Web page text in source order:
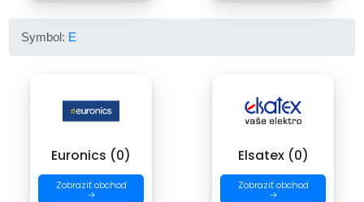
Symbol: E
Euronics (0)
Zobraziť obchod
→
Elsatex (0)
Zobraziť obchod
→